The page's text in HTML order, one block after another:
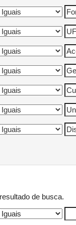
de busca.